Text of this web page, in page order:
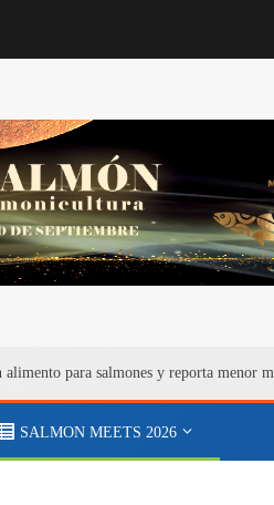
alimento para salmones y reporta menor
SALMON MEETS 2026